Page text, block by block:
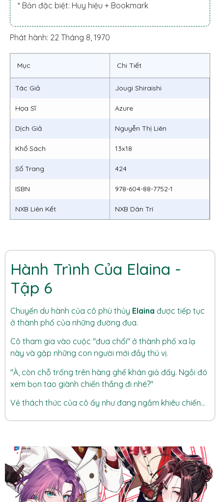
* Bản đặc biệt: Huy hiệu + Bookmark
Phát hành: 22 Tháng 8, 1970
Mục Chi Tiết
Tác Giả Jougi Shiraishi
Họa Sĩ Azure
Dịch Giả Nguyễn Thị Liên
Khổ Sách 13x18
Số Trang 424
ISBN 978-604-88-7752-1
NXB Liên Kết NXB Dân Trí
Hành Trình Của Elaina -
Tập 6
Chuyến du hành của cô phù thủy Elaina được tiếp tục
ở thành phố của những đường đua.
Cô tham gia vào cuộc "đua chổi" ở thành phố xa lạ
này và gặp những con người mới đầy thú vị.
"À, còn chỗ trống trên hàng ghế khán giả đấy. Ngồi đó
xem bọn tao giành chiến thắng đi nhé?"
Vẻ thách thức của cô ấy như đang ngầm khiêu chiến...